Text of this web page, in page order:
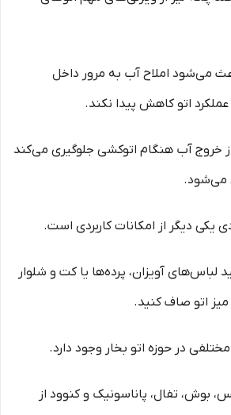
می‌شود املاح آب به مرور داخل
اتو کاهش پیدا نکند.
خروج آب هنگام اتوکشی جلوگیری می‌کند
می‌شود.
یکی دیگر از امکانات کاربردی است.
لباس‌های آویزان، پرده‌ها یا کت و شلوار
میز اتو صاف کنید.
مختلفی در حوزه اتو بخار وجود دارد.
بوش، تفال، پاناسونیک و کنوود از